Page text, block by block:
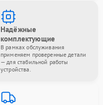
Надёжные
комплектующие
В рамках обслуживания
применяем проверенные детали
— для стабильной работы
устройства.